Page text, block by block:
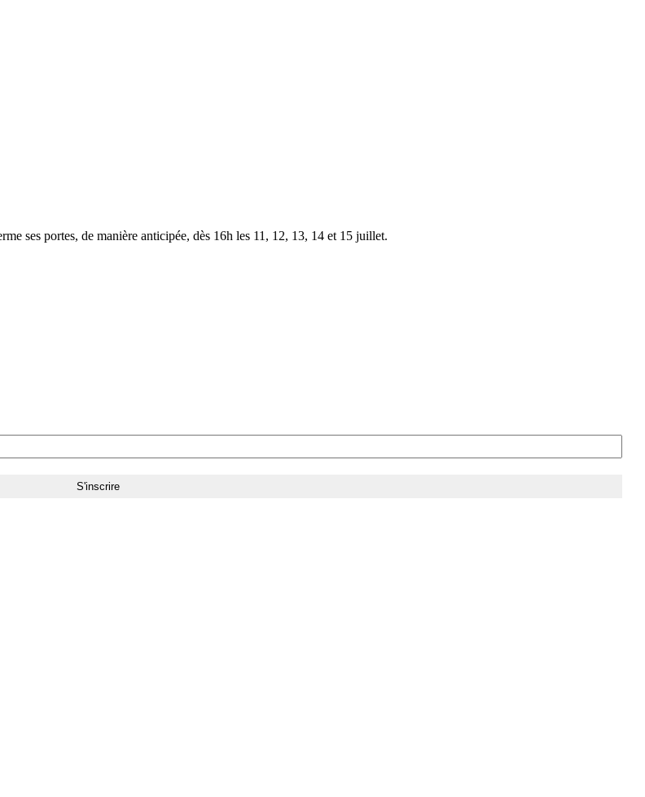
ses portes, de manière anticipée, dès 16h les 11, 12, 13, 14 et 15 juillet.